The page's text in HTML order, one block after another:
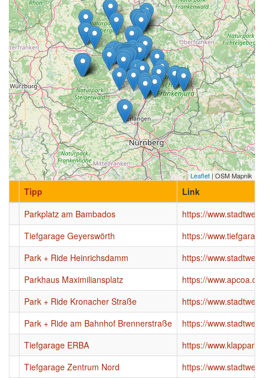
Leaflet | OSM Mapnik
Tipp
Link
Parkplatz am Bambados
https://
Tiefgarage Geyerswörth
https://
Park + Ride Heinrichsdamm
https://
Parkhaus Maximiliansplatz
https://
Park + Ride Kronacher Straße
https://
Park + Ride am Bahnhof Brennerstraße
https://
Tiefgarage ERBA
https://
Tiefgarage Zentrum Nord
https://